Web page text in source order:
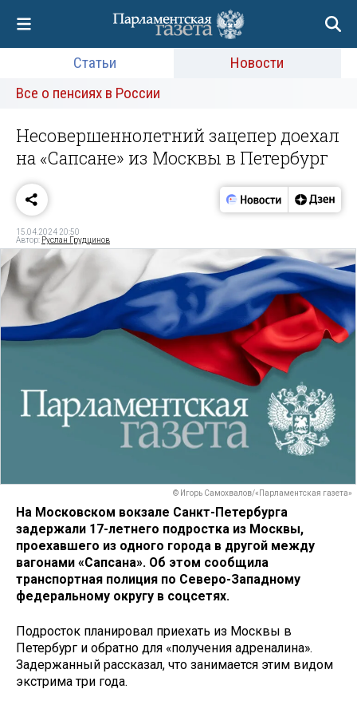
Статьи
Новости
Все о пенсиях в России
Несовершеннолетний зацепер доехал
на «Сапсане» из Москвы в Петербург
15.04.2024 20:50
Автор: Руслан Грудцинов
© Игорь Самохвалов/«Парламентская газета»
На Московском вокзале Санкт-Петербурга
задержали 17-летнего подростка из Москвы,
проехавшего из одного города в другой между
вагонами «Сапсана». Об этом сообщила
транспортная полиция по Северо-Западному
федеральному округу в соцсетях.
Подросток планировал приехать из Москвы в
Петербург и обратно для «получения адреналина».
Задержанный рассказал, что занимается этим видом
экстрима три года.